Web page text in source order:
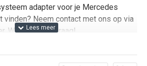
adapter voor je Mercedes
vinden? Neem contact met ons op via
We helpen je graag!